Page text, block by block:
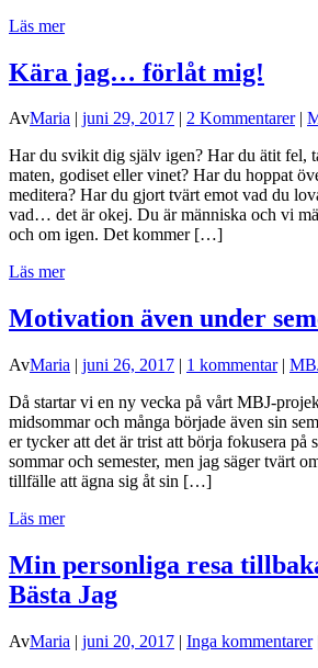
Läs mer
Kära jag… förlåt mig!
AvMaria | juni 29, 2017 | 2 Kommentarer|
Har du svikit dig själv igen? Har du ätit fel,
maten, godiset eller vinet? Har du hoppat
meditera? Har du gjort tvärt emot vad du
vad… det är okej. Du är människa och vi
och om igen. Det kommer […]
Läs mer
Motivation även under
AvMaria | juni 26, 2017 | 1 kommentar|
Då startar vi en ny vecka på vårt MBJ-
midsommar och många började även sin
er tycker att det är trist att börja fokusera på
sommar och semester, men jag säger tvärt
tillfälle att ägna sig åt sin […]
Läs mer
Min personliga resa
Bästa Jag
AvMaria | juni 20, 2017 | Inga kommentarer|